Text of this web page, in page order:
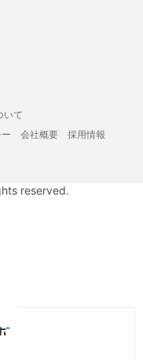
いて
会社概要
採用情報
reserved.